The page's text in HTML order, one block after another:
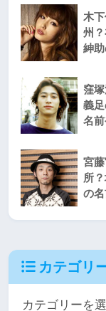
木
州
紳
窪
義
名
宮
所
の
カテゴリ